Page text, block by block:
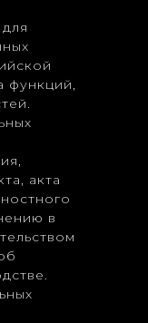
функций,
акта
в